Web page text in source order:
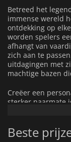
Betreed het
immense wereld
ontdekking op
worden spelers
afhangt van
zich aan te
uitdagingen met
machtige bazen
Creëer een
sterker naarmate
rust krachtige
vertrouwt op
bepaalt hoe je de
Beste